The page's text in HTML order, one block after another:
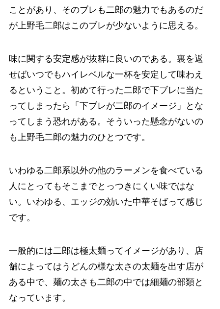
ことがあり、そのブレも二郎の魅力でもあるのだ
が上野毛二郎はこのブレが少ないように思える。
味に関する安定感が抜群に良いのである。裏を返
せばいつでもハイレベルな一杯を安定して味わえ
るということ。初めて行った二郎で下ブレに当た
ってしまったら「下ブレが二郎のイメージ」とな
ってしまう恐れがある。そういった懸念がないの
も上野毛二郎の魅力のひとつです。
いわゆる二郎系以外の他のラーメンを食べている
人にとってもそこまでとっつきにくい味ではな
い。いわゆる、エッジの効いた中華そばって感じ
です。
一般的には二郎は極太麺ってイメージがあり、店
舗によってはうどんの様な太さの太麺を出す店が
ある中で、麺の太さも二郎の中では細麺の部類と
なっています。